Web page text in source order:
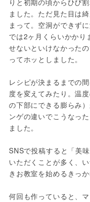
りと初期の頃からひび
ました。ただ見た目は
まって。空洞ができず
では2ヶ月くらいかかり
せないといけなかった
ってホッとしました。
レシピが決まるまでの
度を変えてみたり。温
の下部にできる膨らみ
ンゲの違いでこうなっ
ました。
SNSで投稿すると「美
いただくことが多く、
きお教室を始めるきっ
何回も作っていると、